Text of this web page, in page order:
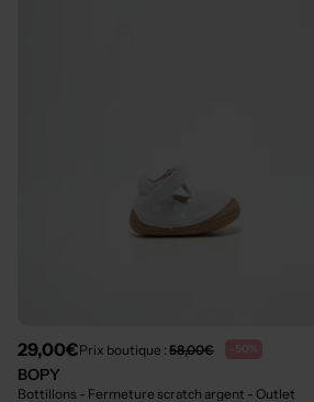
29,00€Prix boutique :58,00€ -50%
BOPY
Bottillons - Fermeture scratch argent - Outlet